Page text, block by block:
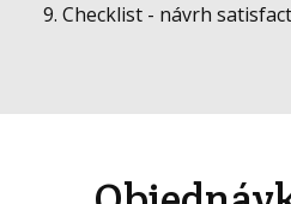
Checklist - návrh